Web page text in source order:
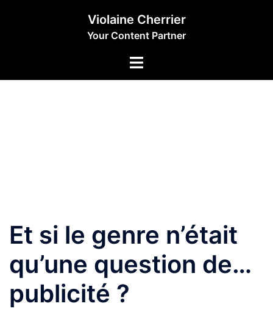
Violaine Cherrier
Your Content Partner
Et si le genre n’était
qu’une question de…
publicité ?